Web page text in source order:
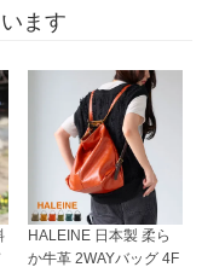
ます
HALEINE 日本製 柔ら
か牛革 2WAYバッグ 4F